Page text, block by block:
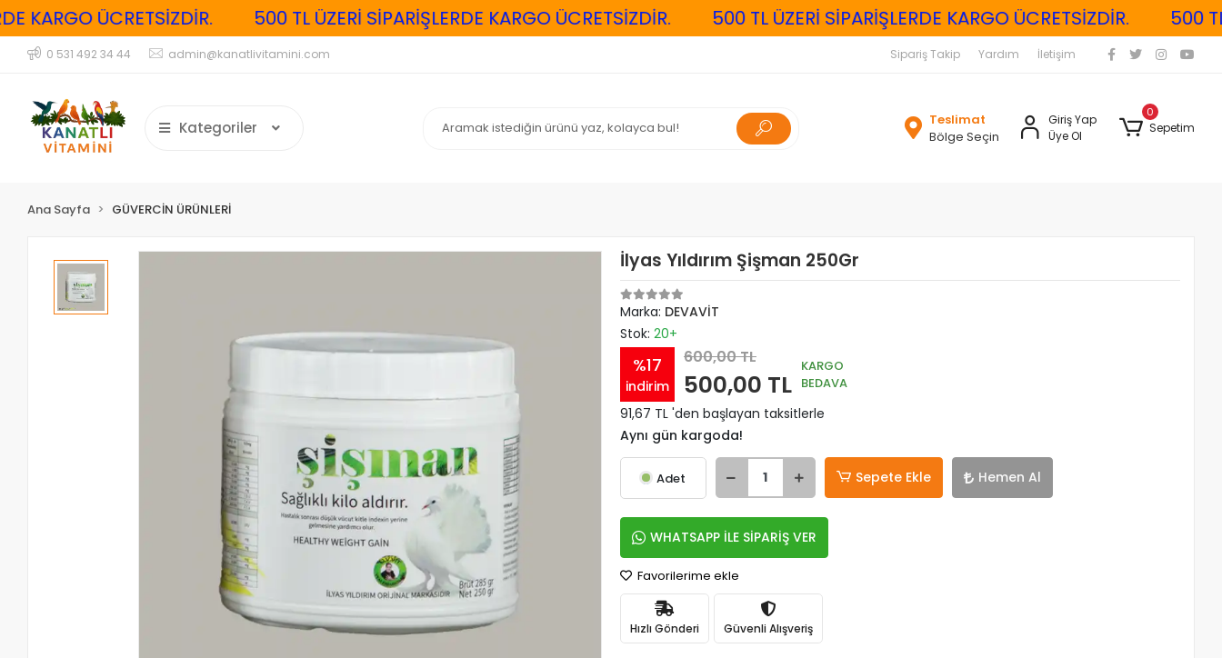
ÜCRETSİZDİR. 500 TL ÜZERİ SİPARİŞLERDE KARGO ÜCRETSİZDİR. 500 TL ÜZERİ SİPARİŞLERDE KARGO ÜCRETSİZDİR. 500 TL
0 531 492 34 44 admin@kanatlivitamini.com Sipariş Takip Yardım İletişim
Kategoriler
Teslimat
Bölge Seçin
Giriş Yap
Üye Ol
0
Sepetim
Ana Sayfa GÜVERCİN ÜRÜNLERİ
İlyas Yıldırım Şişman 250Gr
Marka: DEVAVİT
Stok: 20+
%17
indirim
600,00 TL
500,00 TL
KARGO
BEDAVA
91,67 TL 'den başlayan taksitlerle
Aynı gün kargoda!
Adet Sepete Ekle Hemen Al
WHATSAPP İLE SİPARİŞ VER
Favorilerime ekle
Hızlı Gönderi Güvenli Alışveriş